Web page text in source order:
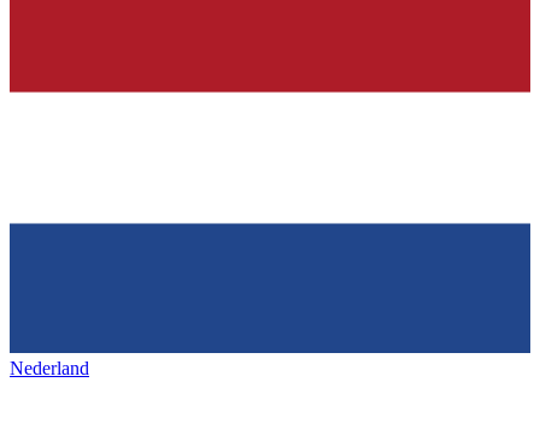
Nederland